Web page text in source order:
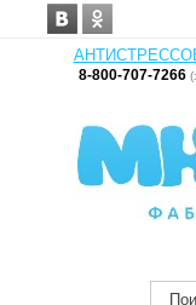
8-800-707-7266